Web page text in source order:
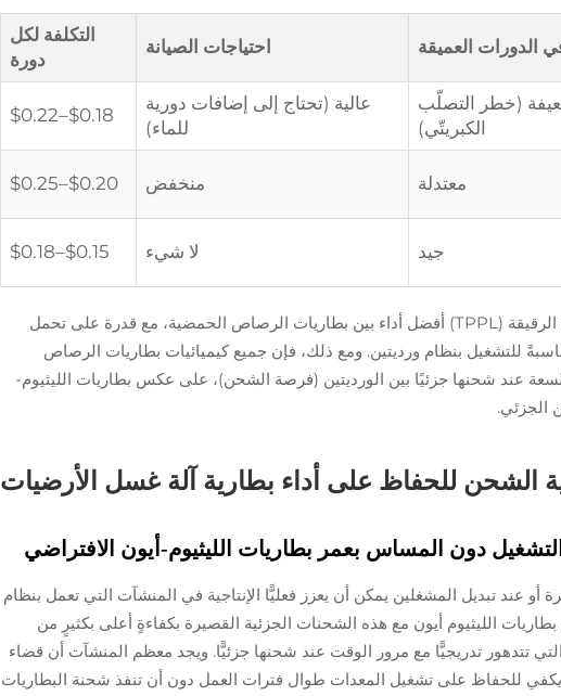
الدورات العميقة احتياجات الصيانة
التكلفة لكل
دورة
(خطر التصلّب
الكبريتّي)
عالية (تحتاج إلى إضافات دورية
للماء)
$0.18–$0.22
معتدلة منخفض $0.20–$0.25
جيد لا شيء $0.15–$0.18
توفر تقنية الرصاص النقي ذي الصفائح الرقيقة (TPPL) أفضل أداء بين بطاريات الرصاص الحمضية، مع قدرة على تحمل
٨٠٪، ما يجعلها مناسبةً للتشغيل بنظام ورديتين. ومع ذلك، فإن جميع كيميائيات بطاريات الرصاص
عند شحنها جزئيًا بين الورديتين (فرصة الشحن)، على عكس بطاريات الليثيوم-
الجزئي.
الشحن للحفاظ على أداء بطارية آلة غسل الأرضيات
دون المساس بعمر بطاريات الليثيوم-أيون الافتراضي
أو عند تبديل المشغلين يمكن أن يعزز فعليًّا الإنتاجية في المنشآت التي تعمل بنظام
الليثيوم أيون مع هذه الشحنات الجزئية القصيرة بكفاءةٍ أعلى بكثيرٍ من
تتدهور تدريجيًّا مع مرور الوقت عند شحنها جزئيًّا. ويجد معظم المنشآت أن قضاء
دقيقة هنا وهناك يكفي للحفاظ على تشغيل المعدات طوال فترات العمل دون أن تنفذ شحنة البطاريات